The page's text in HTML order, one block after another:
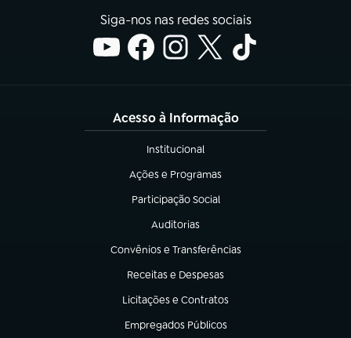
Siga-nos nas redes sociais
Acesso à Informação
Institucional
(abre em nova aba)
Ações e Programas
(abre em nova aba)
Participação Social
(abre em nova aba)
Auditorias
(abre em nova aba)
Convênios e Transferências
(abre em nova aba)
Receitas e Despesas
(abre em nova aba)
Licitações e Contratos
(abre em nova aba)
Empregados Públicos
(abre em nova aba)